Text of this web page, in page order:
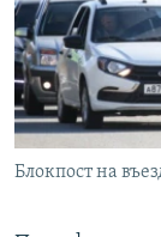
Блокпост на